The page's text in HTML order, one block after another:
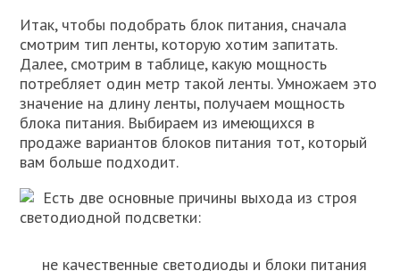
Итак, чтобы подобрать блок питания, сначала
смотрим тип ленты, которую хотим запитать.
Далее, смотрим в таблице, какую мощность
потребляет один метр такой ленты. Умножаем это
значение на длину ленты, получаем мощность
блока питания. Выбираем из имеющихся в
продаже вариантов блоков питания тот, который
вам больше подходит.
Есть две основные причины выхода из строя
светодиодной подсветки:
не качественные светодиоды и блоки питания